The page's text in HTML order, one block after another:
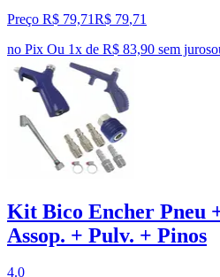
Preço R$ 79,71R$ 79,71
no Pix Ou 1x de R$ 83,90 sem juros
Kit Bico Encher Pneu
Assop. + Pulv. + Pinos
4.0